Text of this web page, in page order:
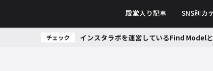
殿堂入り記事 SNS別カ
チェック インスタラボを運営しているFind Model